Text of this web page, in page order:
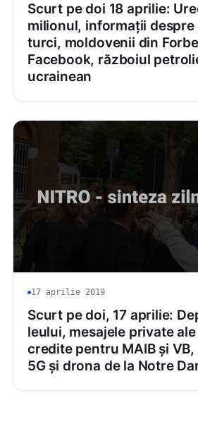
Scurt pe doi 18 aprilie:
milionul, informații
turci, moldovenii din
Facebook, războiul
ucrainean
17 aprilie 2019
Scurt pe doi, 17 aprilie:
leului, mesajele private
credite pentru MAIB și VB,
5G și drona de la Notre